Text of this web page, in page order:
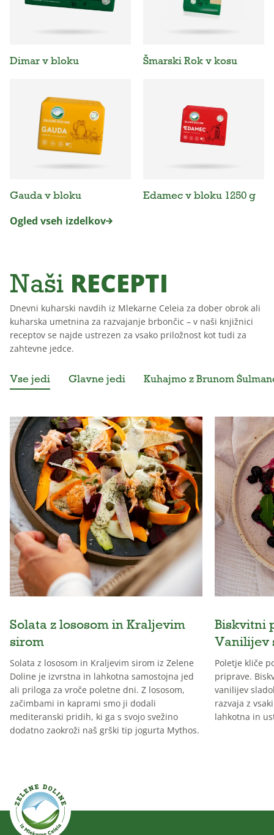
Dimar v bloku Šmarski Rok v kosu
Gauda v bloku
Edamec v bloku 1250 g
Ogled vseh izdelkov
Naši RECEPTI
Dnevni kuharski navdih iz Mlekarne Celeia za dober obrok ali
kuharska umetnina za razvajanje brbončic – v naši knjižnici
receptov se najde ustrezen za vsako priložnost kot tudi za
zahtevne jedce.
Vse jedi Glavne jedi Kuhajmo z Brunom
Solata z lososom in Kraljevim
sirom
Solata z lososom in Kraljevim sirom iz Zelene
Doline je izvrstna in lahkotna samostojna jed
ali priloga za vroče poletne dni. Z lososom,
začimbami in kaprami smo ji dodali
mediteranski pridih, ki ga s svojo svežino
dodatno zaokroži naš grški tip jogurta Mythos.
Biskvitni
Vanilijev
Poletje kliče
priprave.
vanilijev
razvaja z
lahkotna in